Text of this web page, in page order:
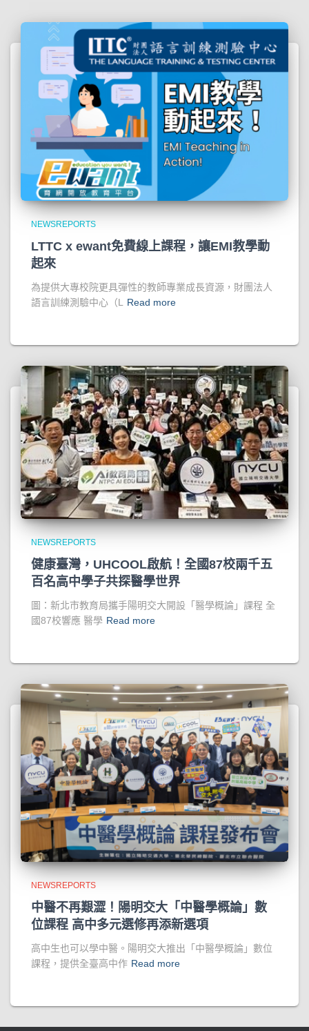
NEWSREPORTS
LTTC x ewant免費線上課程，讓EMI教學動
起來
為提供大專校院更具彈性的教師專業成長資源，財團法人
語言訓練測驗中心（L
Read more
NEWSREPORTS
健康臺灣，UHCOOL啟航！全國87校兩千五
百名高中學子共探醫學世界
圖：新北市教育局攜手陽明交大開設「醫學概論」課程 全
國87校響應 醫學 Read more
NEWSREPORTS
中醫不再艱澀！陽明交大「中醫學概論」數
位課程 高中多元選修再添新選項
高中生也可以學中醫。陽明交大推出「中醫學概論」數位
課程，提供全臺高中作 Read more